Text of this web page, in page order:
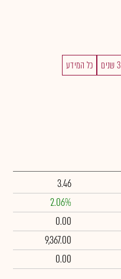
3 שנים כל המידע
3.46
2.06%
0.00
9,367.00
0.00